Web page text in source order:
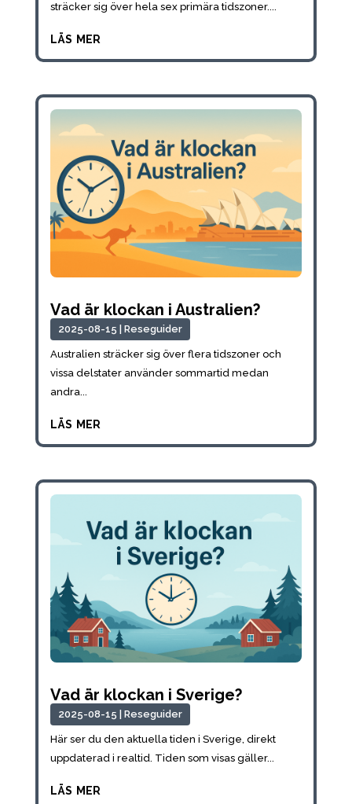
sträcker sig över hela sex primära tidszoner....
läs mer
Vad är klockan i Australien?
2025-08-15 Reseguider
Australien sträcker sig över flera tidszoner och
vissa delstater använder sommartid medan
andra...
läs mer
Vad är klockan i Sverige?
2025-08-15 | Reseguider
Här ser du den aktuella tiden i Sverige, direkt
uppdaterad i realtid. Tiden som visas gäller...
läs mer